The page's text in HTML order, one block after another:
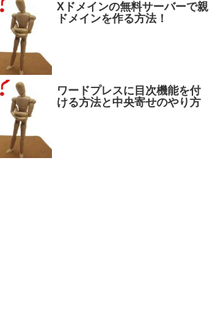
Xドメインの無料サーバーで親
ドメインを作る方法！
ワードプレスに目次機能を付
ける方法と中央寄せのやり方